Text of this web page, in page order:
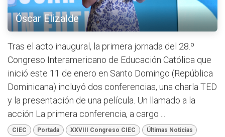
Óscar Elizalde
Tras el acto inaugural, la primera jornada del 28.º
Congreso Interamericano de Educación Católica que
inició este 11 de enero en Santo Domingo (República
Dominicana) incluyó dos conferencias, una charla TED
y la presentación de una película. Un llamado a la
acción La primera conferencia, a cargo ...
CIEC Portada XXVIII Congreso CIEC Últimas Noticias